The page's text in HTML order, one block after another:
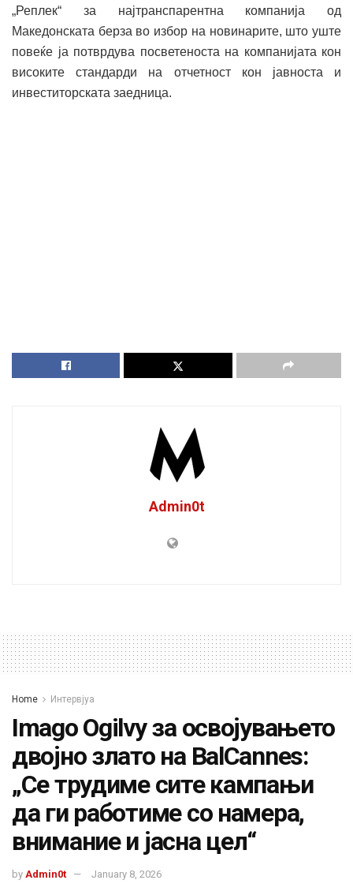
„Реплек“ за најтранспарентна компанија од
Македонската берза во избор на новинарите, што уште
повеќе ја потврдува посветеноста на компанијата кон
високите стандарди на отчетност кон јавноста и
инвеститорската заедница.
Admin0t
Home Интервјуа
Imago Ogilvy за освојувањето
двојно злато на BalCannes:
„Се трудиме сите кампањи
да ги работиме со намера,
внимание и јасна цел“
by Admin0t January 8, 2026